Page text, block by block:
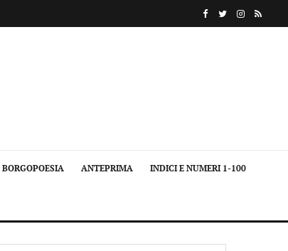
BORGOPOESIA ANTEPRIMA INDICI E NUMERI 1-100